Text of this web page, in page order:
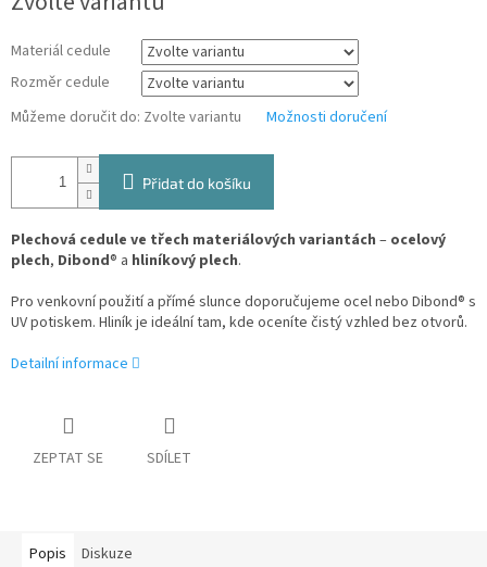
cena:
Materiál cedule
Rozměr cedule
Můžeme doručit do: Zvolte variantu Možnosti doručení
Přidat do košíku
Plechová cedule ve třech materiálových variantách – ocelový
plech, Dibond® a hliníkový plech.
Pro venkovní použití a přímé slunce doporučujeme ocel nebo Dibond® s
UV potiskem. Hliník je ideální tam, kde oceníte čistý vzhled bez otvorů.
Detailní informace
ZEPTAT SE SDÍLET
Popis Diskuze